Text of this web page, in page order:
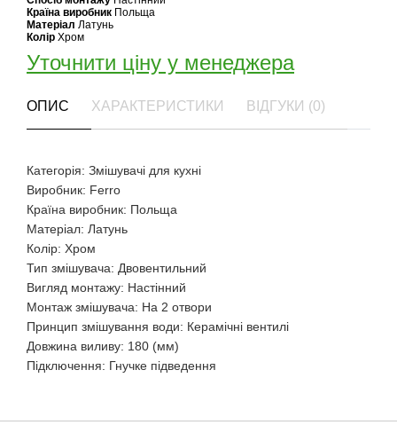
Країна виробник Польща
Матеріал Латунь
Колір Хром
Уточнити ціну у менеджера
ОПИС ХАРАКТЕРИСТИКИ ВІДГУКИ (0)
Категорія: Змішувачі для кухні
Виробник: Ferro
Країна виробник: Польща
Матеріал: Латунь
Колір: Хром
Тип змішувача: Двовентильний
Вигляд монтажу: Настінний
Монтаж змішувача: На 2 отвори
Принцип змішування води: Керамічні вентилі
Довжина виливу: 180 (мм)
Підключення: Гнучке підведення